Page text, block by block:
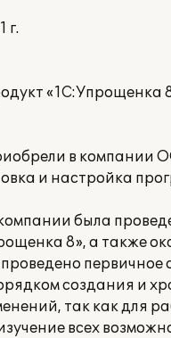
г.
«1С:Упрощенка
в компании
и настройка
была
8», а также
создания и
так как для
всех